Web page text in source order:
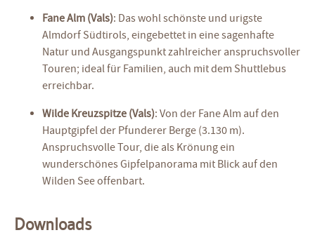
Fane Alm (Vals): Das wohl schönste und urigste
Almdorf Südtirols, eingebettet in eine sagenhafte
Natur und Ausgangspunkt zahlreicher anspruchsvoller
Touren; ideal für Familien, auch mit dem Shuttlebus
erreichbar.
Wilde Kreuzspitze (Vals): Von der Fane Alm auf den
Hauptgipfel der Pfunderer Berge (3.130 m).
Anspruchsvolle Tour, die als Krönung ein
wunderschönes Gipfelpanorama mit Blick auf den
Wilden See offenbart.
Downloads